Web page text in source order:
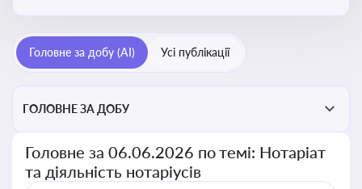
Головне за добу (AI) Усі публікації
ГОЛОВНЕ ЗА ДОБУ
Головне за 06.06.2026 по темі: Нотаріат
та діяльність нотаріусів